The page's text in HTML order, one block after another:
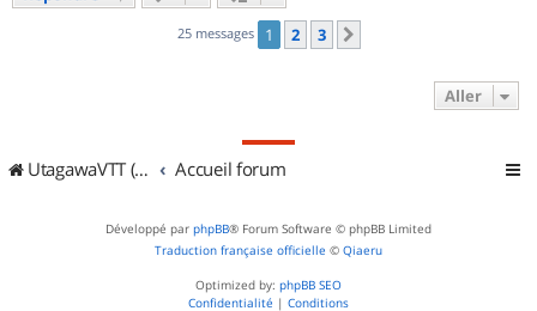
25 messages 1 2 3
Aller
UtagawaVTT (Randos VTT et VTTAE avec traces GPS) Accueil forum
Développé par phpBB® Forum Software © phpBB Limited
Traduction française officielle © Qiaeru
Optimized by: phpBB SEO
Confidentialité | Conditions